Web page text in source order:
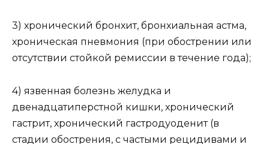
3) хронический бронхит, бронхиальная астма,
хроническая пневмония (при обострении или
отсутствии стойкой ремиссии в течение года);
4) язвенная болезнь желудка и
двенадцатиперстной кишки, хронический
гастрит, хронический гастродуоденит (в
стадии обострения, с частыми рецидивами и